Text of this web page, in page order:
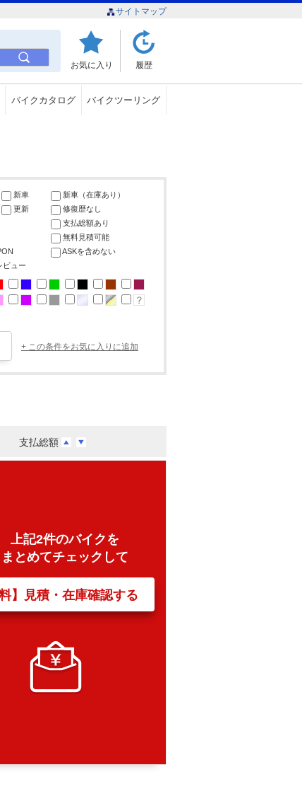
サイトマップ
お気に入り 履歴
バイクカタログ バイクツーリング
新車
新車（在庫あり）
更新
修復歴なし
支払総額あり
無料見積可能
ASKを含めない
ビュー
+ この条件をお気に入りに追加
支払総額
上記2件のバイクを
まとめてチェックして
料】見積・在庫確認する